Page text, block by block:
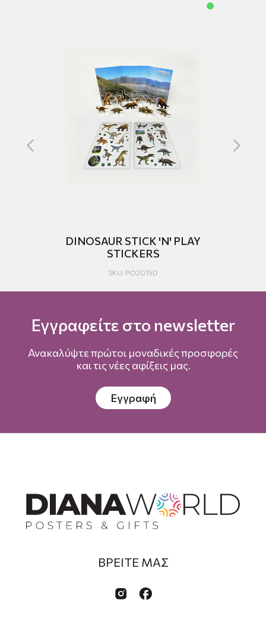
DINOSAUR STICK 'N' PLAY
STICKERS
SKU: PO2015D
Εγγραφείτε στο newsletter
Ανακαλύψτε πρώτοι μοναδικές προσφορές
και τις νέες αφίξεις μας.
Εγγραφή
ΒΡΕΙΤΕ ΜΑΣ
 